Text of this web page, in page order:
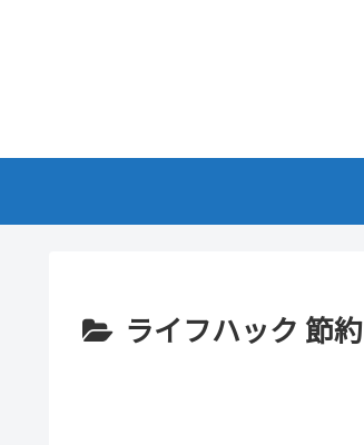
ライフハック 節約